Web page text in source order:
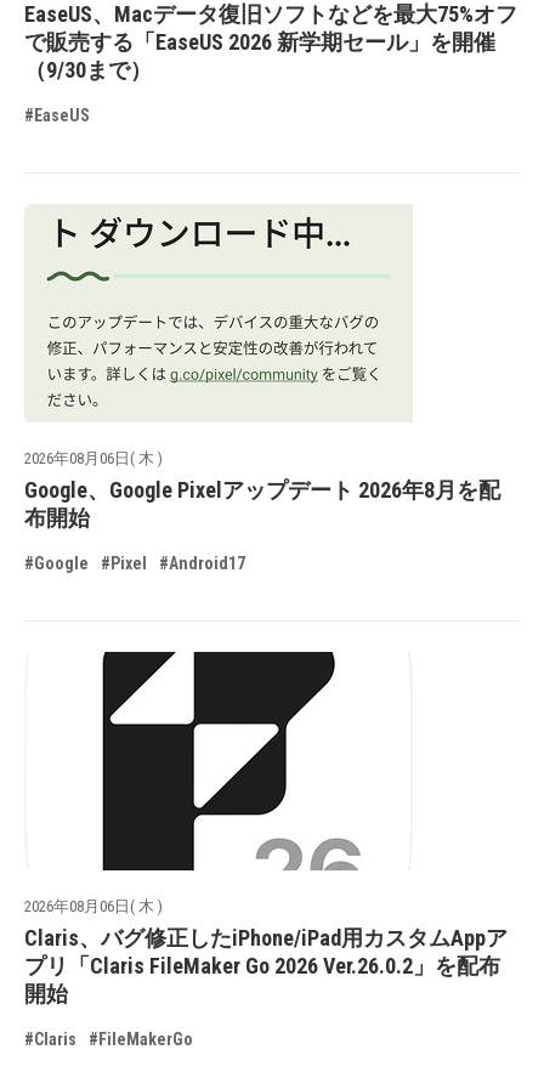
EaseUS、Macデータ復旧ソフトなどを最大75%オフ
で販売する「EaseUS 2026 新学期セール」を開催
（9/30まで）
#EaseUS
2026年08月06日( 木 )
Google、Google Pixelアップデート 2026年8月を配
布開始
#Google #Pixel #Android17
2026年08月06日( 木 )
Claris、バグ修正したiPhone/iPad用カスタムAppア
プリ「Claris FileMaker Go 2026 Ver.26.0.2」を配布
開始
#Claris #FileMakerGo